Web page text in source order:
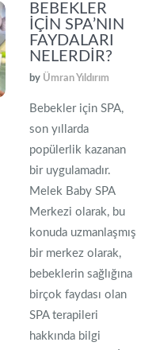
BEBEKLER
İÇIN SPA’NIN
FAYDALARI
NELERDIR?
by Ümran Yıldırım
Bebekler için SPA,
son yıllarda
popülerlik kazanan
bir uygulamadır.
Melek Baby SPA
Merkezi olarak, bu
konuda uzmanlaşmış
bir merkez olarak,
bebeklerin sağlığına
birçok faydası olan
SPA terapileri
hakkında bilgi